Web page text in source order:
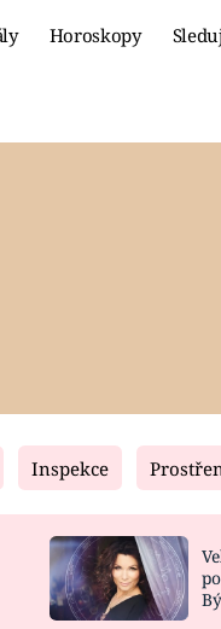
Horoskopy
Fresh
NOVINKY
Inspekce